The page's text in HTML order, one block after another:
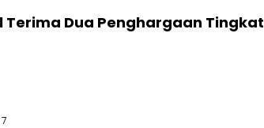
Terima Dua Penghargaan Tingkat